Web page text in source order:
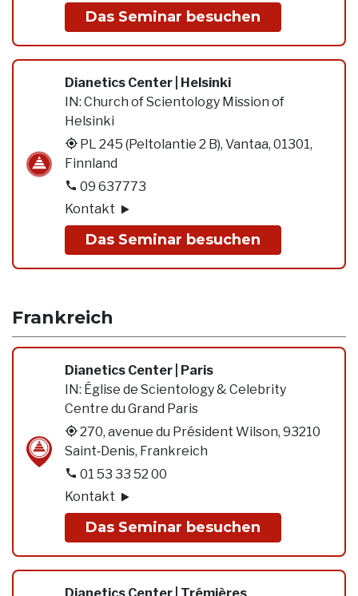
Das Seminar besuchen
Dianetics Center | Helsinki
IN: Church of Scientology Mission of
Helsinki
PL 245 (Peltolantie 2 B), Vantaa, 01301,
Finnland
09 637773
Kontakt
Das Seminar besuchen
Frankreich
Dianetics Center | Paris
IN: Église de Scientology & Celebrity
Centre du Grand Paris
270, avenue du Président Wilson, 93210
Saint‑Denis, Frankreich
01 53 33 52 00
Kontakt
Das Seminar besuchen